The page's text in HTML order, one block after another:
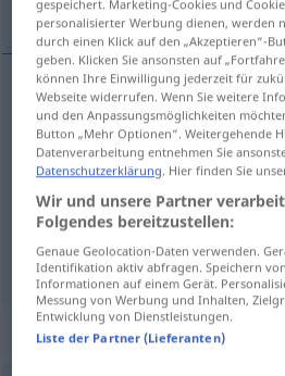
djelovati wirkenbewirken ,
Medikament usw
raditi wirkentätig sein
plesti wirkenstricken
Synonyme für
gespeichert. Marketing-Cookies und
personalisierter Werbung dienen, werden
durch einen Klick auf den „Akzeptieren“-
geben. Klicken Sie ansonsten auf
können Ihre Einwilligung jederzeit für
Webseite widerrufen. Wenn Sie weitere
und den Anpassungsmöglichkeiten
Button „Mehr Optionen“. Weitergehende
Datenverarbeitung entnehmen Sie
Datenschutzerklärung. Hier finden Sie
Wir und unsere Partner
Folgendes bereitzustellen:
Genaue Geolocation-Daten verwenden.
Identifikation aktiv abfragen. Speichern
Informationen auf einem Gerät.
Messung von Werbung und Inhalten,
Entwicklung von Dienstleistungen.
Liste der Partner (Lieferanten)